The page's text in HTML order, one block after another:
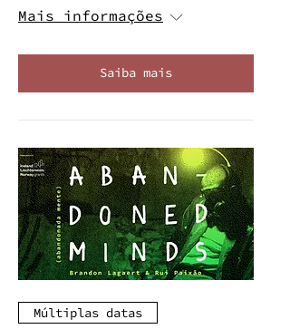
Mais informações
Saiba mais
Múltiplas datas